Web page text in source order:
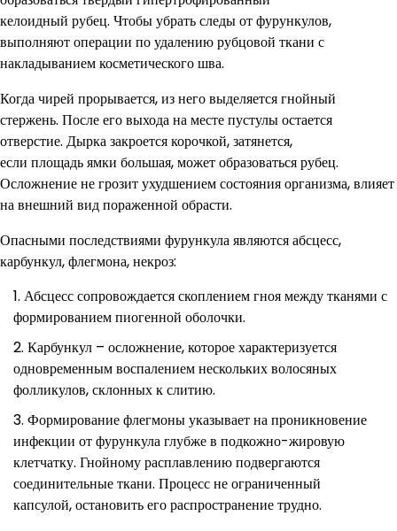
келоидный рубец. Чтобы убрать следы от фурункулов,
выполняют операции по удалению рубцовой ткани с
накладыванием косметического шва.
Когда чирей прорывается, из него выделяется гнойный
стержень. После его выхода на месте пустулы остается
отверстие. Дырка закроется корочкой, затянется,
если площадь ямки большая, может образоваться рубец.
Осложнение не грозит ухудшением состояния организма, влияет
на внешний вид пораженной обрасти.
Опасными последствиями фурункула являются абсцесс,
карбункул, флегмона, некроз:
Абсцесс сопровождается скоплением гноя между тканями с
формированием пиогенной оболочки.
Карбункул – осложнение, которое характеризуется
одновременным воспалением нескольких волосяных
фолликулов, склонных к слитию.
Формирование флегмоны указывает на проникновение
инфекции от фурункула глубже в подкожно-жировую
клетчатку. Гнойному расплавлению подвергаются
соединительные ткани. Процесс не ограниченный
капсулой, остановить его распространение трудно.